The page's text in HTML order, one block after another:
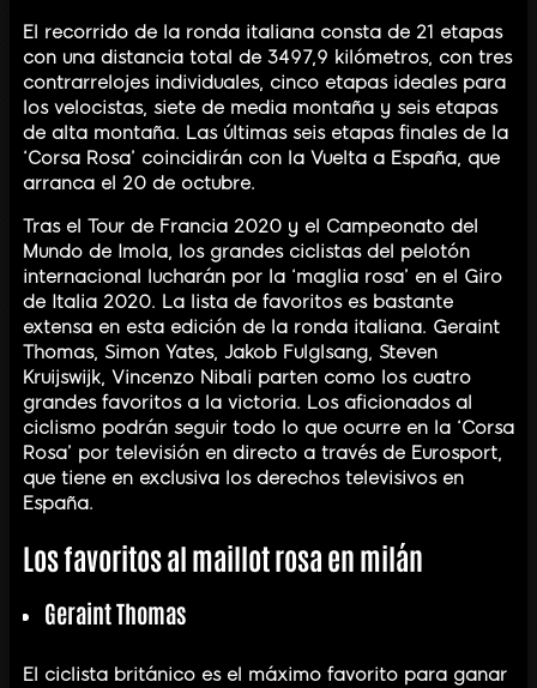
El recorrido de la ronda italiana consta de 21 etapas
con una distancia total de 3497,9 kilómetros, con tres
contrarrelojes individuales, cinco etapas ideales para
los velocistas, siete de media montaña y seis etapas
de alta montaña. Las últimas seis etapas finales de la
‘Corsa Rosa’ coincidirán con la Vuelta a España, que
arranca el 20 de octubre.
Tras el Tour de Francia 2020 y el Campeonato del
Mundo de Imola, los grandes ciclistas del pelotón
internacional lucharán por la ‘maglia rosa’ en el Giro
de Italia 2020. La lista de favoritos es bastante
extensa en esta edición de la ronda italiana. Geraint
Thomas, Simon Yates, Jakob Fulglsang, Steven
Kruijswijk, Vincenzo Nibali parten como los cuatro
grandes favoritos a la victoria. Los aficionados al
ciclismo podrán seguir todo lo que ocurre en la ‘Corsa
Rosa’ por televisión en directo a través de Eurosport,
que tiene en exclusiva los derechos televisivos en
España.
Los favoritos al maillot rosa en milán
Geraint Thomas
El ciclista británico es el máximo favorito para ganar